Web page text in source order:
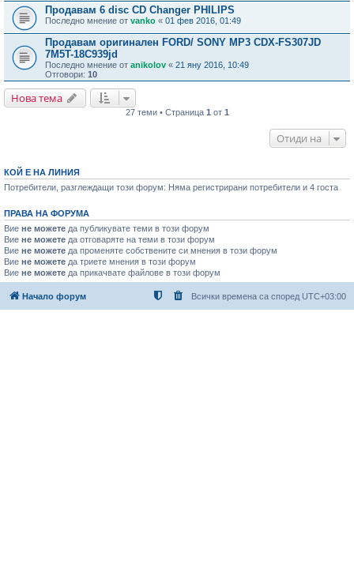
Продавам 6 disc CD Changer PHILIPS
Последно мнение от vanko « 01 фев 2016, 01:49
Продавам оригинален FORD/ SONY MP3 CDX-FS307JD
7M5T-18C939jd
Последно мнение от anikolov « 21 яну 2016, 10:49
Отговори: 10
Нова тема
27 теми • Страница 1 от 1
Отиди на
КОЙ Е НА ЛИНИЯ
Потребители, разглеждащи този форум: Няма регистрирани потребители и 4 госта
ПРАВА НА ФОРУМА
Вие не можете да публикувате теми в този форум
Вие не можете да отговаряте на теми в този форум
Вие не можете да променяте собствените си мнения в този форум
Вие не можете да триете мнения в този форум
Вие не можете да прикачвате файлове в този форум
Начало форум Всички времена са според UTC+03:00